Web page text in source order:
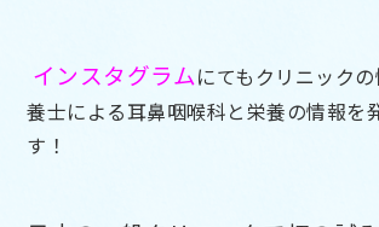
インスタグラムにてもクリニック
養士による耳鼻咽喉科と栄養の情報を
す！